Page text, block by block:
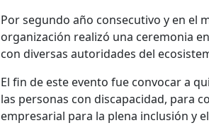
Por segundo año consecutivo y en el
organización realizó una ceremonia
con diversas autoridades del
El fin de este evento fue convocar a
las personas con discapacidad, para
empresarial para la plena inclusión y